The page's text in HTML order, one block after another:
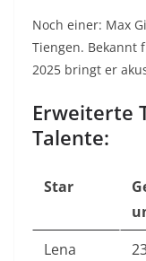
Noch einer: Max
Tiengen. Bekannt
2025 bringt er
Erweiterte
Talente:
Star
Lena